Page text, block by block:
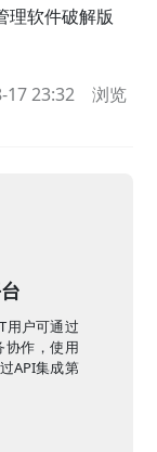
理软件破解版
17 23:32
浏览
用户可通过
协作，使用
API集成第